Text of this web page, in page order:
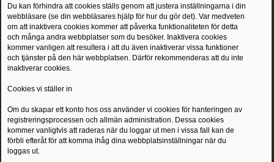
Du kan förhindra att cookies ställs genom att justera inställningarna i din
webbläsare (se din webbläsares hjälp för hur du gör det). Var medveten
om att inaktivera cookies kommer att påverka funktionaliteten för detta
och många andra webbplatser som du besöker. Inaktivera cookies
kommer vanligen att resultera i att du även inaktiverar vissa funktioner
och tjänster på den här webbplatsen. Därför rekommenderas att du inte
inaktiverar cookies.
Cookies vi ställer in
Om du skapar ett konto hos oss använder vi cookies för hanteringen av
registreringsprocessen och allmän administration. Dessa cookies
kommer vanligtvis att raderas när du loggar ut men i vissa fall kan de
förbli efteråt för att komma ihåg dina webbplatsinställningar när du
loggas ut.